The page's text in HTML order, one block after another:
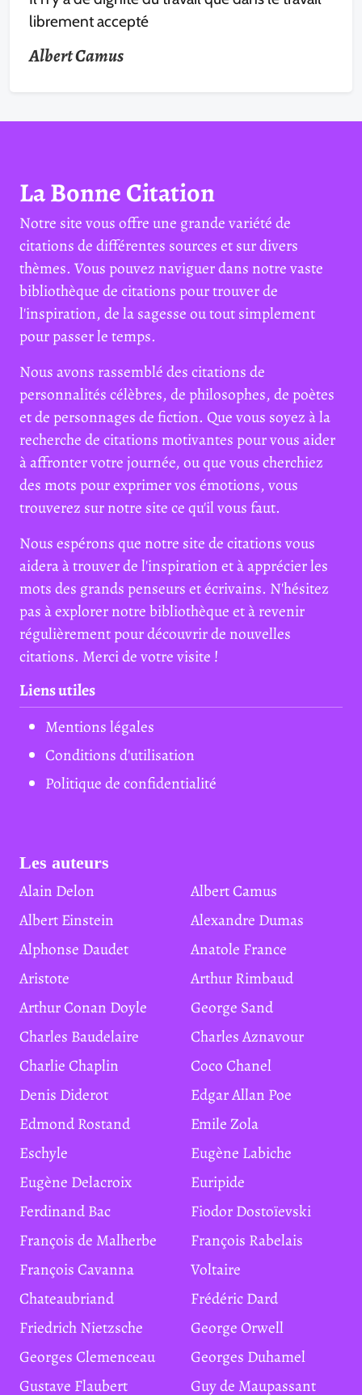
librement accepté
Albert Camus
La Bonne Citation
Notre site vous offre une grande variété de
citations de différentes sources et sur divers
thèmes. Vous pouvez naviguer dans notre vaste
bibliothèque de citations pour trouver de
l'inspiration, de la sagesse ou tout simplement
pour passer le temps.
Nous avons rassemblé des citations de
personnalités célèbres, de philosophes, de poètes
et de personnages de fiction. Que vous soyez à la
recherche de citations motivantes pour vous aider
à affronter votre journée, ou que vous cherchiez
des mots pour exprimer vos émotions, vous
trouverez sur notre site ce qu'il vous faut.
Nous espérons que notre site de citations vous
aidera à trouver de l'inspiration et à apprécier les
mots des grands penseurs et écrivains. N'hésitez
pas à explorer notre bibliothèque et à revenir
régulièrement pour découvrir de nouvelles
citations. Merci de votre visite !
Liens utiles
Mentions légales
Conditions d'utilisation
Politique de confidentialité
Les auteurs
Alain Delon
Albert Camus
Albert Einstein
Alexandre Dumas
Alphonse Daudet
Anatole France
Aristote
Arthur Rimbaud
Arthur Conan Doyle
George Sand
Charles Baudelaire
Charles Aznavour
Charlie Chaplin
Coco Chanel
Denis Diderot
Edgar Allan Poe
Edmond Rostand
Emile Zola
Eschyle
Eugène Labiche
Eugène Delacroix
Euripide
Ferdinand Bac
Fiodor Dostoïevski
François de Malherbe
François Rabelais
François Cavanna
Voltaire
Chateaubriand
Frédéric Dard
Friedrich Nietzsche
George Orwell
Georges Clemenceau
Georges Duhamel
Gustave Flaubert
Guy de Maupassant